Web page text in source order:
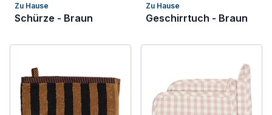
Zu Hause
Schürze - Braun
Zu Hause
Geschirrtuch - Braun